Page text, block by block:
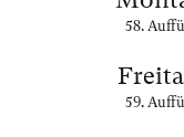
58.
59.